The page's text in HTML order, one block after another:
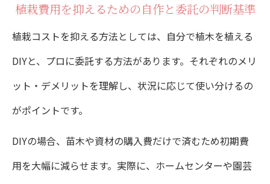
植栽費用を抑えるための自作と委託の判断基準
植栽コストを抑える方法としては、自分で植木を植える
DIYと、プロに委託する方法があります。それぞれのメリ
ット・デメリットを理解し、状況に応じて使い分けるの
がポイントです。
DIYの場合、苗木や資材の購入費だけで済むため初期費
用を大幅に減らせます。実際に、ホームセンターや園芸